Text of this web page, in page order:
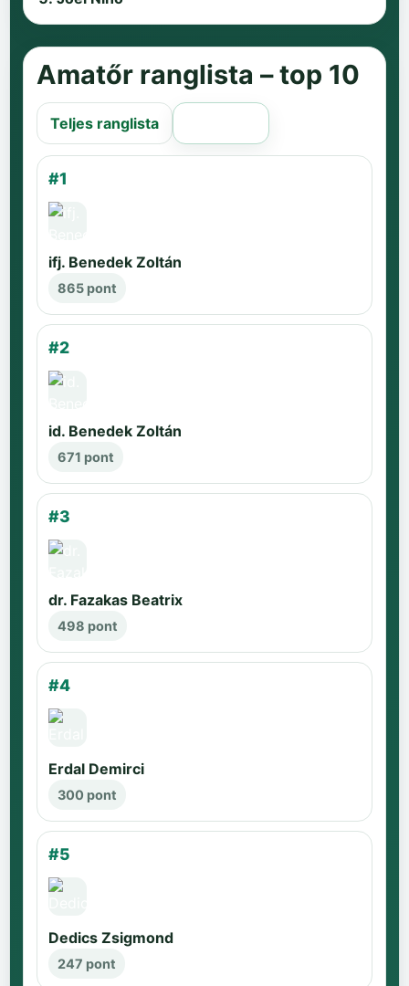
Amatőr ranglista – top 10
Teljes ranglista
#1
ifj. Benedek Zoltán
865 pont
#2
id. Benedek Zoltán
671 pont
#3
dr. Fazakas Beatrix
498 pont
#4
Erdal Demirci
300 pont
#5
Dedics Zsigmond
247 pont